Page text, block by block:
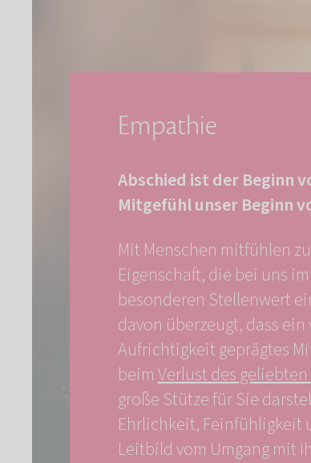
Empathie
Abschied ist der Beginn
Mitgefühl unser Beginn
Mit Menschen mitfühlen
Eigenschaft, die bei uns im
besonderen Stellenwert
davon überzeugt, dass
Aufrichtigkeit geprägtes
beimVerlust des
große Stütze für Sie
Ehrlichkeit, Feinfühligkeit
Leitbild vom Umgang mit